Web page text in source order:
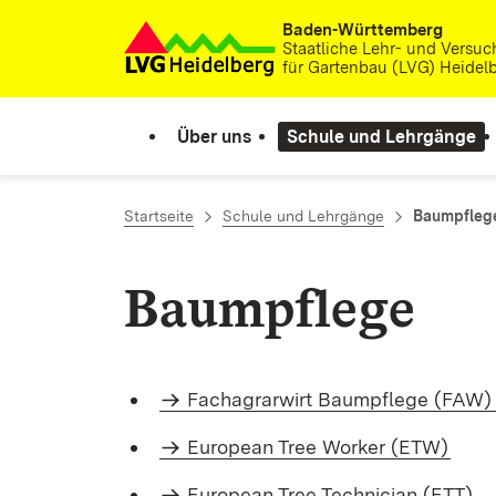
Zum Inhalt springen
Baden-Württemberg
Staatliche Lehr- und
für Gartenbau (LVG)
Über uns Schule und Lehrgänge
Startseite Schule und Lehrgänge
Baumpflege
Fachagrarwirt Baumpflege (FAW)
European Tree Worker (ETW)